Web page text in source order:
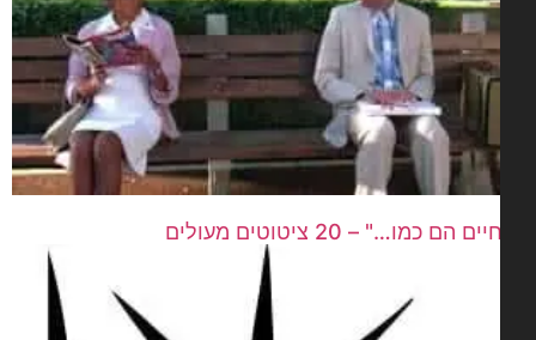
הם כמו…" – 20 ציטוטים מעולים